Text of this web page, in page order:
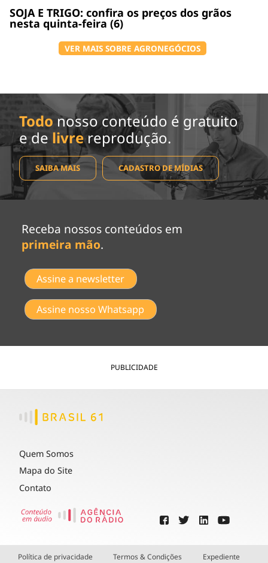
SOJA E TRIGO: confira os preços dos grãos
nesta quinta-feira (6)
VER MAIS SOBRE AGRONEGÓCIOS
Todo nosso conteúdo é gratuito
e de livrereprodução.
SAIBA MAIS CADASTRO DE MÍDIAS
Receba nossos conteúdos em
primeira mão.
Assine a newsletter
Assine nosso Whatsapp
PUBLICIDADE
Quem Somos
Mapa do Site
Contato
Política de privacidade Termos & Condições Expediente